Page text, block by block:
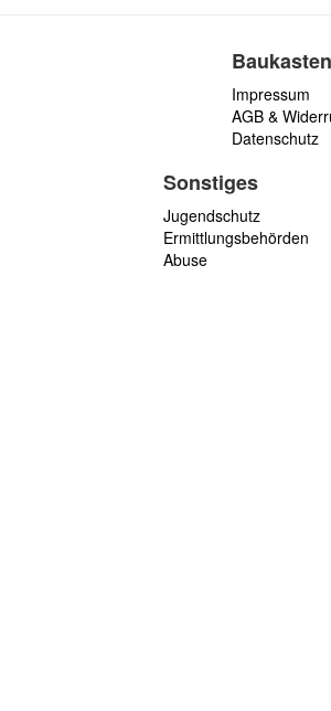
Baukasten
Impressum
AGB &
Datenschutz
Sonstiges
Jugendschutz
Ermittlungsbehörden
Abuse